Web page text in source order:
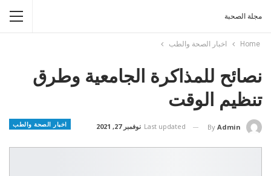
مجلة الصحبة
Home اخبار الصحة والطب
نصائح للمذاكرة الجامعية وطرق
تنظيم الوقت
اخبار الصحة والطب By Admin
Last updated نوفمبر 27, 2021